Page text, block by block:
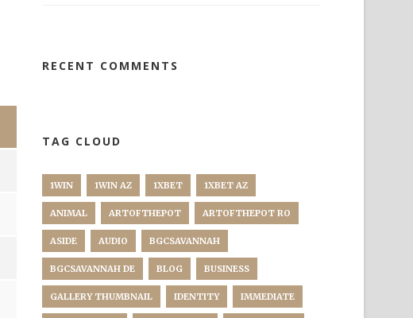
RECENT COMMENTS
TAG CLOUD
1WIN 1WIN AZ 1XBET 1XBET AZ
ANIMAL ARTOFTHEPOT ARTOFTHEPOT RO
ASIDE AUDIO BGCSAVANNAH
BGCSAVANNAH DE BLOG BUSINESS
GALLERY THUMBNAIL IDENTITY IMMEDIATE